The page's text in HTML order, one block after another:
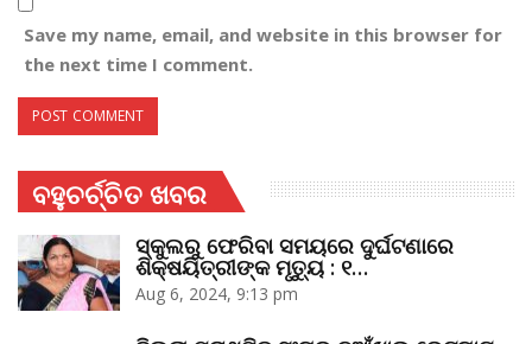
Save my name, email, and website in this browser for
the next time I comment.
ବହୁଚର୍ଚ୍ଚିତ ଖବର
ସ୍କୁଲରୁ ଫେରିବା ସମୟରେ ଦୁର୍ଘଟଣାରେ
ଶିକ୍ଷୟିତ୍ରୀଙ୍କ ମୃତ୍ୟୁ : ୧…
Aug 6, 2024, 9:13 pm